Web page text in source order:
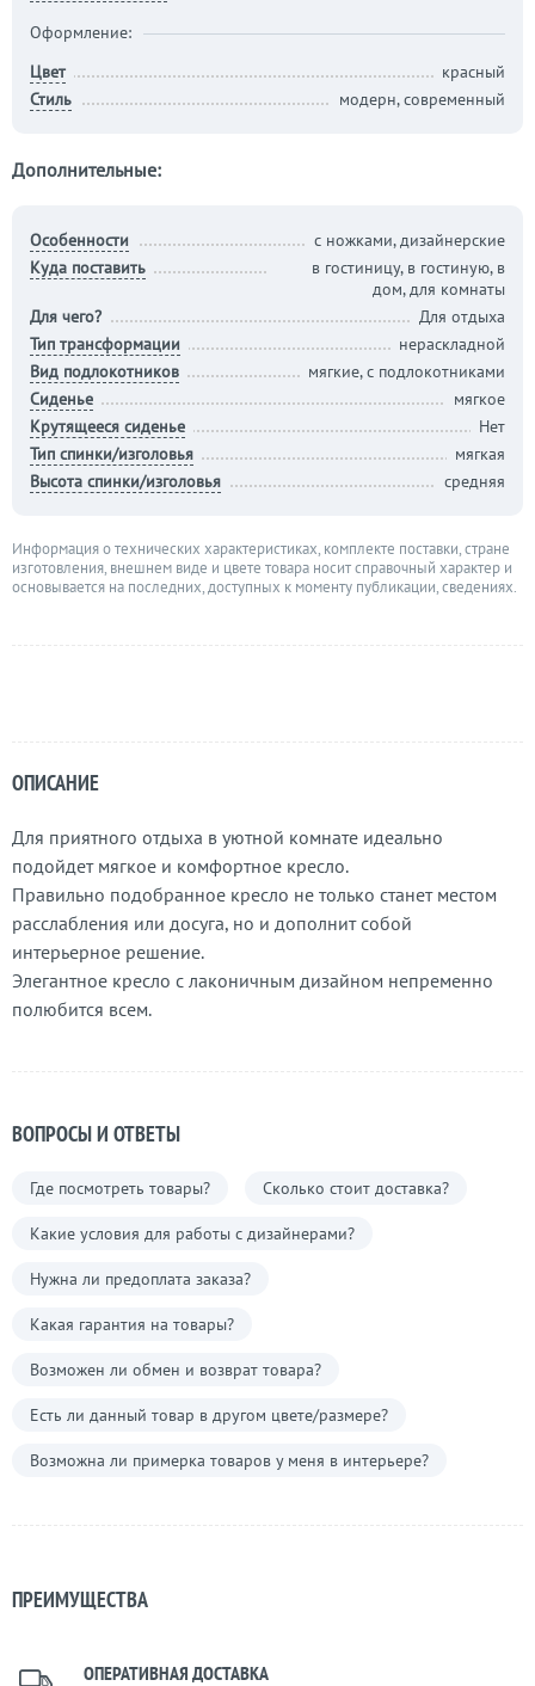
ОПИСАНИЕ
Для приятного отдыха в уютной комнате идеально
подойдет мягкое и комфортное кресло.
Правильно подобранное кресло не только станет местом
расслабления или досуга, но и дополнит собой
интерьерное решение.
Элегантное кресло с лаконичным дизайном непременно
полюбится всем.
ВОПРОСЫ И ОТВЕТЫ
Где посмотреть товары? Сколько стоит доставка?
Какие условия для работы с дизайнерами?
Нужна ли предоплата заказа?
Какая гарантия на товары?
Возможен ли обмен и возврат товара?
Есть ли данный товар в другом цвете/размере?
Возможна ли примерка товаров у меня в интерьере?
ПРЕИМУЩЕСТВА
ОПЕРАТИВНАЯ ДОСТАВКА
Оформление:
Цвет
красный
Стиль
модерн, современный
Дополнительные:
Особенности
с ножками, дизайнерские
Куда поставить
в гостиницу, в гостиную, в
дом, для комнаты
Для чего?
Для отдыха
Тип трансформации
нераскладной
Вид подлокотников
мягкие, с подлокотниками
Сиденье
мягкое
Крутящееся сиденье
Нет
Тип спинки/изголовья
мягкая
Высота спинки/изголовья
средняя
Информация о технических характеристиках, комплекте поставки, стране
изготовления, внешнем виде и цвете товара носит справочный характер и
основывается на последних, доступных к моменту публикации, сведениях.